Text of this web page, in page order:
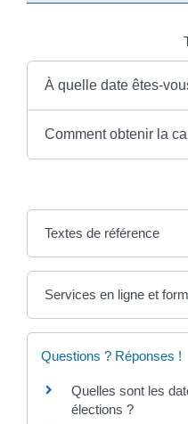
À quelle date êtes-
Comment obtenir la
Textes de référence
Services en ligne et
Questions ? Réponses !
Quelles sont les
élections ?